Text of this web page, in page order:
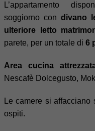
L’appartamento
soggiorno con divano
ulteriore letto
parete, per un totale di 6
Area cucina
Nescafè Dolcegusto,
Le camere si
ospiti.